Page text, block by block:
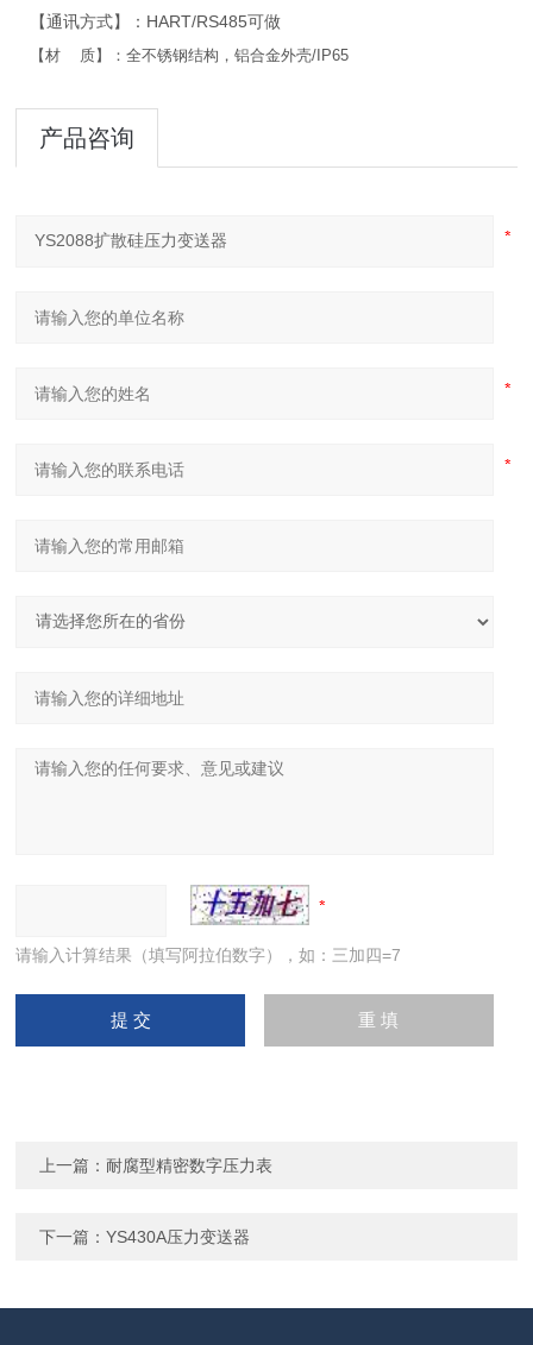
【通讯方式】：HART/RS485可做
【材 质】：全不锈钢结构，铝合金外壳/IP65
产品咨询
请输入计算结果（填写阿拉伯数字），如：三加四=7
上一篇： 耐腐型精密数字压力表
下一篇：YS430A压力变送器